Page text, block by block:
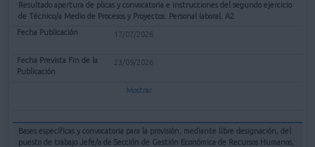
Resultado apertura de plicas y convocatoria e instrucciones del segundo ejercicio
de Técnico/a Medio de Procesos y Proyectos. Personal laboral. A2
17/07/2026
23/09/2026
Mostrar
Bases específicas y convocatoria para la provisión, mediante libre designación, del
puesto de trabajo Jefe/a de Sección de Gestión Económica de Recursos Humanos,